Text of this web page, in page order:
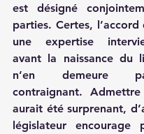
est désigné
parties. Certes,
une expertise
avant la naissance du
n’en demeure
contraignant.
aurait été surprenant,
législateur encourage